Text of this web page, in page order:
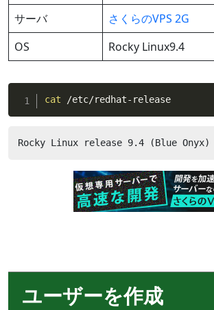
サーバ
さくらのVPS 2G
OS
Rocky Linux9.4
cat /etc/redhat-release
Rocky Linux release 9.4 (Blue Onyx)
ユーザーを作成